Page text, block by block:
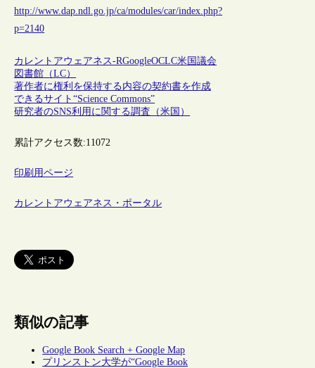
http://www.dap.ndl.go.jp/ca/modules/car/index.php?
p=2140
カレントアウェアネス-RGoogleOCLC米国議会
図書館（LC）
著作者に権利を保持する内容の契約書を作成
できるサイト“Science Commons”
研究者のSNS利用に関する調査（米国）
累計アクセス数:11072
印刷用ページ
カレントアウェアネス・ポータル
類似の記事
Google Book Search + Google Map
プリンストン大学が“Google Book